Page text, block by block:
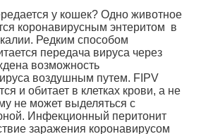
у кошек? Одно животное
коронавирусным энтеритом в
Редким способом
передача вируса через
возможность
воздушным путем. FIPV
и обитает в клетках крови, а не
не может выделяться с
Инфекционный перитонит
заражения коронавирусом